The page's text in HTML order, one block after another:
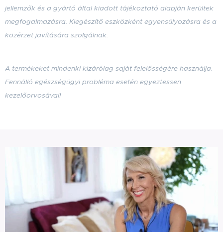
jellemzők és a gyártó által kiadott tájékoztató alapján kerültek
megfogalmazásra. Kiegészítő eszközként egyensúlyozásra és a
közérzet javítására szolgálnak.
A termékeket mindenki kizárólag saját felelősségére használja.
Fennálló egészségügyi probléma esetén egyeztessen
kezelőorvosával!